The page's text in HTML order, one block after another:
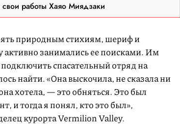
работы Хаяо Миядзаки
природным стихиям, шериф и
активно занимались ее поисками. Им
спасательный отряд на
найти. «Она выскочила, не сказала ни
хотела, — это обняться. Это был
и тогда я понял, кто это был»,
курорта Vermilion Valley.